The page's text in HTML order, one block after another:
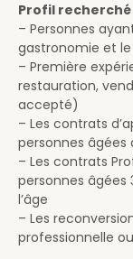
Profil recherché
– Personnes
gastronomie et
– Première
restauration,
accepté)
– Les contrats
personnes âgées
– Les contrats
personnes âgées
l’âge
– Les
professionnelle